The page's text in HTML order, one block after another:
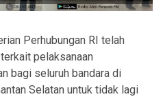
Perhubungan RI telah
pelaksanaan
bagi seluruh bandara di
Selatan untuk tidak lagi